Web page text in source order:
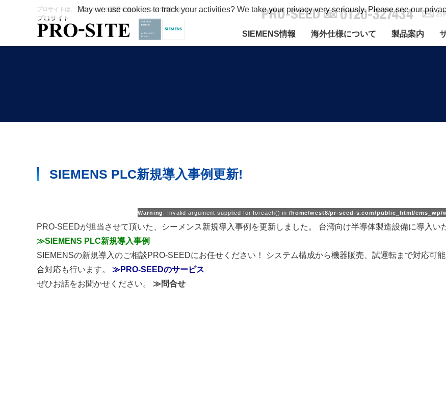
プロサイトは、プロシードが運営するシーメンス情報サイト
SIEMENS情報 海外仕様について 製品案内
お
SIEMENS PLC新規導入事例更新!
Warning : Invalid argument supplied for foreach() in /home/west8/pr-seed-s.com/public_html/
PRO-SEEDが担当させて頂いた、シーメンス新規導入事例を更新しました。 台湾向け半導体製造設備に導入い
≫SIEMENS PLC新規導入事例
SIEMENSの新規導入のご相談PRO-SEEDにお任せください！ システム構成から機器販売、試運転まで対応可
合対応も行います。 ≫PRO-SEEDのサービス
ぜひお話をお聞かせください。 ≫問合せ
May we use cookies to track your activities? We take your privacy very seriously. Please see our